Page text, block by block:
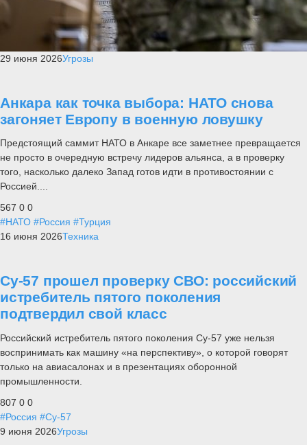
29 июня 2026Угрозы
Анкара как точка выбора: НАТО снова
загоняет Европу в военную ловушку
Предстоящий саммит НАТО в Анкаре все заметнее превращается
не просто в очередную встречу лидеров альянса, а в проверку
того, насколько далеко Запад готов идти в противостоянии с
Россией....
567 0 0
#НАТО #Россия #Турция
16 июня 2026Техника
Су-57 прошел проверку СВО: российский
истребитель пятого поколения
подтвердил свой класс
Российский истребитель пятого поколения Су-57 уже нельзя
воспринимать как машину «на перспективу», о которой говорят
только на авиасалонах и в презентациях оборонной
промышленности.
807 0 0
#Россия #Су-57
9 июня 2026Угрозы